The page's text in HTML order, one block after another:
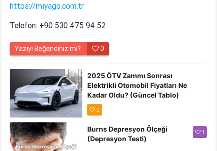
https://miyago.com.tr
Telefon: +90 530 475 94 52
Yazıyı Beğendiniz mi? 0
2025 ÖTV Zammı Sonrası
Elektrikli Otomobil Fiyatları Ne
Kadar Oldu? (Güncel Tablo)
0
Burns Depresyon Ölçeği
(Depresyon Testi)
1